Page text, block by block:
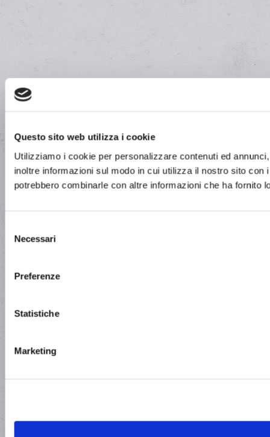
Questo sito web utilizza i cookie
Utilizziamo i cookie per personalizzare contenuti ed
inoltre informazioni sul modo in cui utilizza il nostro sito
potrebbero combinarle con altre informazioni che ha fornito
delNecessari
Preferenze
Statistiche
Marketing